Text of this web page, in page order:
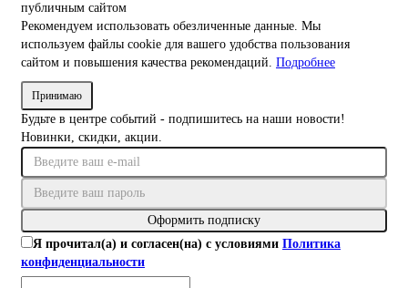
публичным сайтом
Рекомендуем использовать обезличенные данные. Мы
используем файлы cookie для вашего удобства пользования
сайтом и повышения качества рекомендаций. Подробнее
Принимаю
Будьте в центре событий - подпишитесь на наши новости!
Новинки, скидки, акции.
Оформить подписку
Я прочитал(а) и согласен(на) с условиями Политика
конфиденциальности